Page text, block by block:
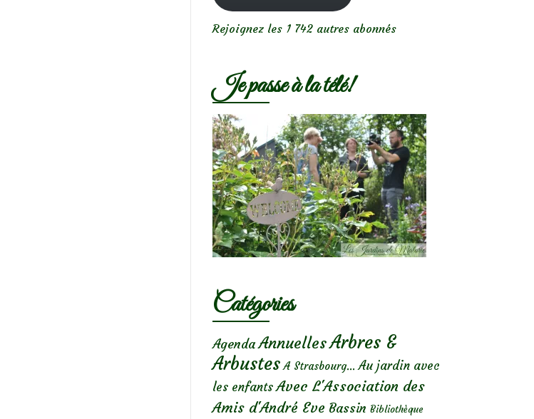
Rejoignez les 1 742 autres abonnés
Je passe à la télé!
Catégories
Agenda AnnuellesArbres &
Arbustes A Strasbourg... Au jardin avec
les enfants Avec L'Association des
Amis d'André Eve Bassin Bibliothèque